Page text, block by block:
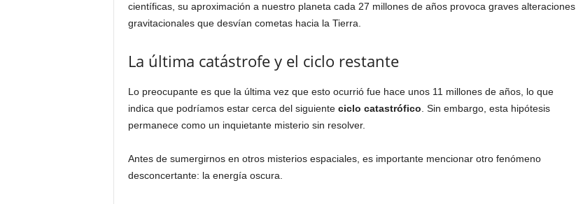
científicas, su aproximación a nuestro planeta cada 27 millones de años provoca graves alteraciones
gravitacionales que desvían cometas hacia la Tierra.
La última catástrofe y el ciclo restante
Lo preocupante es que la última vez que esto ocurrió fue hace unos 11 millones de años, lo que
indica que podríamos estar cerca del siguiente ciclo catastrófico . Sin embargo, esta hipótesis
permanece como un inquietante misterio sin resolver.
Antes de sumergirnos en otros misterios espaciales, es importante mencionar otro fenómeno
desconcertante: la energía oscura.